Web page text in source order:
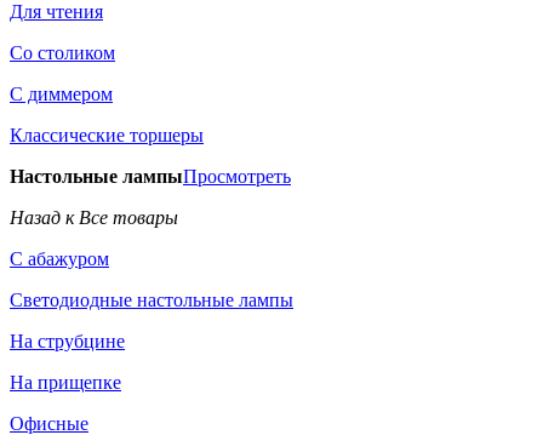
Для чтения
Со столиком
С диммером
Классические торшеры
Настольные лампыПросмотреть
Назад к Все товары
С абажуром
Светодиодные настольные лампы
На струбцине
На прищепке
Офисные